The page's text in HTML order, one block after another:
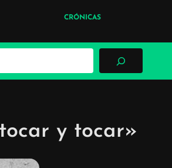
CRÓNICAS
y tocar»